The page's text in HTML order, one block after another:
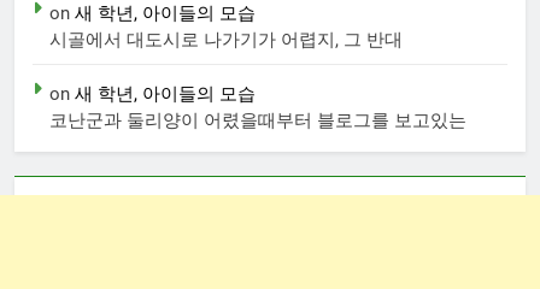
on 새 학년, 아이들의 모습
시골에서 대도시로 나가기가 어렵지, 그 반대
on 새 학년, 아이들의 모습
코난군과 둘리양이 어렸을때부터 블로그를 보고있는